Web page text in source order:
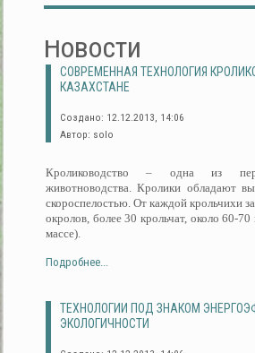
Новости
СОВРЕМЕННАЯ ТЕХНОЛОГИЯ
КАЗАХСТАНЕ
Создано: 12.12.2013, 14:06
Автор: solo
Кролиководство – одна из
животноводства. Кролики обладают
скороспелостью. От каждой крольчихи
окролов, более 30 крольчат, около 60-
массе).
Подробнее...
ТЕХНОЛОГИИ ПОД ЗНАКОМ
ЭКОЛОГИЧНОСТИ